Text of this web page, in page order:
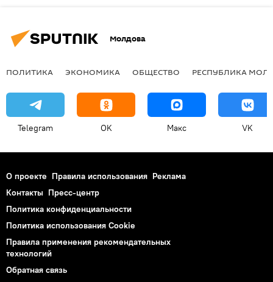
Молдова
ПОЛИТИКА ЭКОНОМИКА ОБЩЕСТВО РЕСПУБЛИКА
Telegram OK Макс VK
О проекте Правила использования Реклама
Контакты Пресс-центр
Политика конфиденциальности
Политика использования Cookie
Правила применения рекомендательных
технологий
Обратная связь